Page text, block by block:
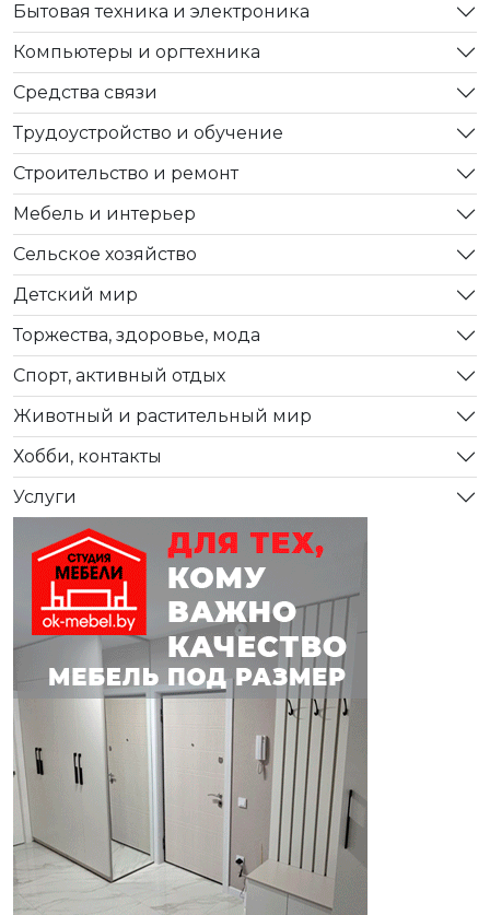
Бытовая техника и электроника
Компьютеры и оргтехника
Средства связи
Трудоустройство и обучение
Строительство и ремонт
Мебель и интерьер
Сельское хозяйство
Детский мир
Торжества, здоровье, мода
Спорт, активный отдых
Животный и растительный мир
Хобби, контакты
Услуги